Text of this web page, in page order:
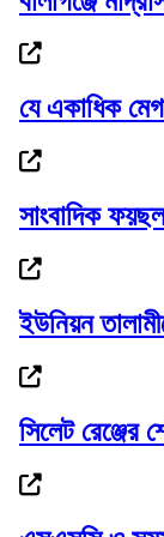
সেটাই যদি
এমপির
যে একাধিক
সাংবাদিক
ইউনিয়ন
সিলেট রেঞ্জের